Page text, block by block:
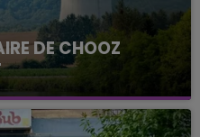
DE CHOOZ
que la centrale
l'arrêt. Une situation